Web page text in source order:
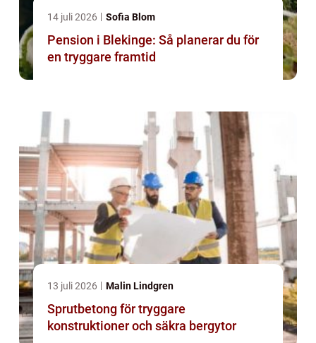
14 juli 2026 Sofia Blom
Pension i Blekinge: Så planerar du för
en tryggare framtid
13 juli 2026 Malin Lindgren
Sprutbetong för tryggare
konstruktioner och säkra bergytor